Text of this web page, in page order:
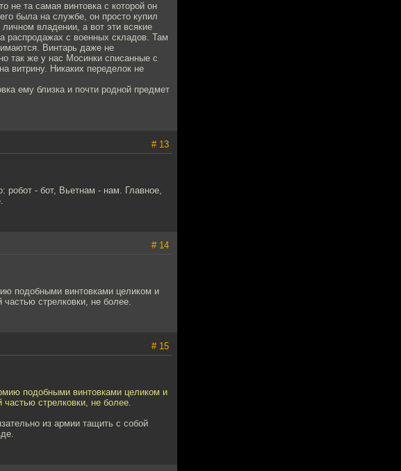
не та самая винтовка с которой он
была на службе, он просто купил
владении, а вот эти всякие
распродажах с военных складов. Там
Винтарь даже не
так же у нас Мосинки списанные с
витрину. Никаких переделок не
ему близка и почти родной предмет
# 13
робот - бот, Вьетнам - нам. Главное,
# 14
подобными винтовками целиком и
стрелковки, не более.
# 15
подобными винтовками целиком и
стрелковки, не более.
из армии тащить с собой